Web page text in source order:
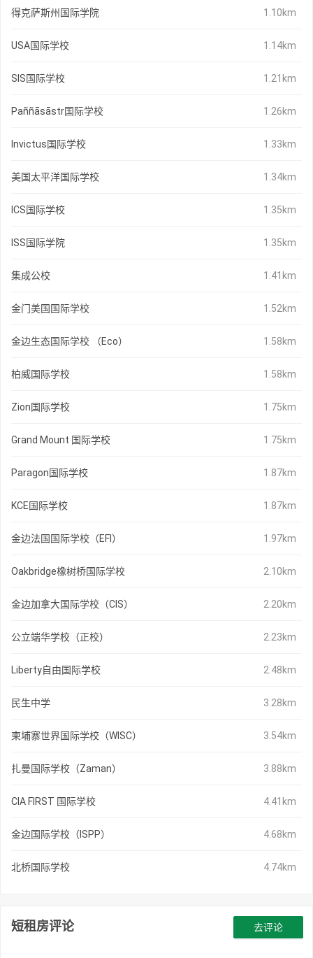
得克萨斯州国际学院 1.10km
USA国际学校 1.14km
SIS国际学校 1.21km
Paññāsāstr国际学校 1.26km
Invictus国际学校 1.33km
美国太平洋国际学校 1.34km
ICS国际学校 1.35km
ISS国际学院 1.35km
集成公校 1.41km
金门美国国际学校 1.52km
金边生态国际学校 （Eco） 1.58km
柏威国际学校 1.58km
Zion国际学校 1.75km
Grand Mount 国际学校 1.75km
Paragon国际学校 1.87km
KCE国际学校 1.87km
金边法国国际学校（EFI） 1.97km
Oakbridge橡树桥国际学校 2.10km
金边加拿大国际学校（CIS） 2.20km
公立端华学校（正校） 2.23km
Liberty自由国际学校 2.48km
民生中学 3.28km
柬埔寨世界国际学校（WISC） 3.54km
扎曼国际学校（Zaman） 3.88km
CIA FIRST 国际学校 4.41km
金边国际学校（ISPP） 4.68km
北桥国际学校 4.74km
短租房评论 去评论